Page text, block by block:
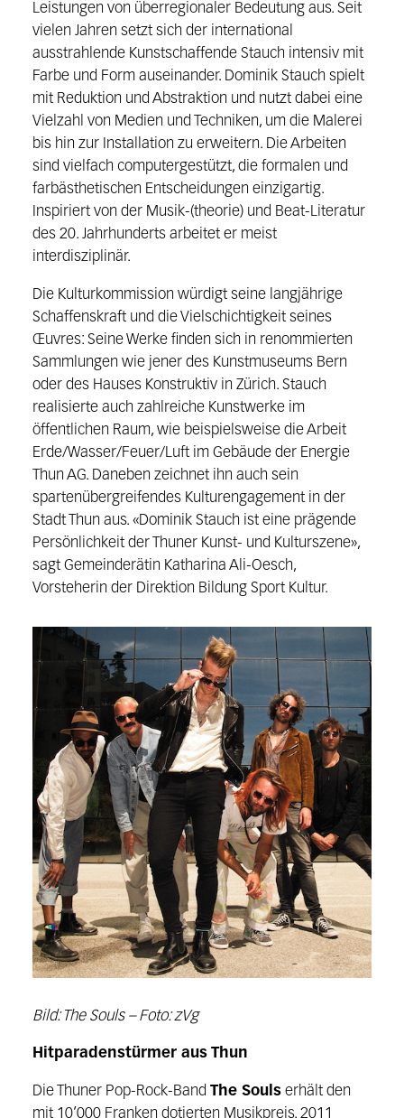
Leistungen von überregionaler Bedeutung aus. Seit
vielen Jahren setzt sich der international
ausstrahlende Kunstschaffende Stauch intensiv mit
Farbe und Form auseinander. Dominik Stauch spielt
mit Reduktion und Abstraktion und nutzt dabei eine
Vielzahl von Medien und Techniken, um die Malerei
bis hin zur Installation zu erweitern. Die Arbeiten
sind vielfach computergestützt, die formalen und
farbästhetischen Entscheidungen einzigartig.
Inspiriert von der Musik-(theorie) und Beat-Literatur
des 20. Jahrhunderts arbeitet er meist
interdisziplinär.
Die Kulturkommission würdigt seine langjährige
Schaffenskraft und die Vielschichtigkeit seines
Œuvres: Seine Werke finden sich in renommierten
Sammlungen wie jener des Kunstmuseums Bern
oder des Hauses Konstruktiv in Zürich. Stauch
realisierte auch zahlreiche Kunstwerke im
öffentlichen Raum, wie beispielsweise die Arbeit
Erde/Wasser/Feuer/Luft im Gebäude der Energie
Thun AG. Daneben zeichnet ihn auch sein
spartenübergreifendes Kulturengagement in der
Stadt Thun aus. «Dominik Stauch ist eine prägende
Persönlichkeit der Thuner Kunst- und Kulturszene»,
sagt Gemeinderätin Katharina Ali-Oesch,
Vorsteherin der Direktion Bildung Sport Kultur.
Bild: The Souls – Foto: zVg
Hitparadenstürmer aus Thun
Die Thuner Pop-Rock-Band The Soulserhält den
mit 10’000 Franken dotierten Musikpreis. 2011